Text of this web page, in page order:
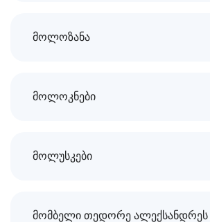
მოლოზანა
მოლოკნები
მოლუსკები
მომბელი თედორე ალექსანდრეს